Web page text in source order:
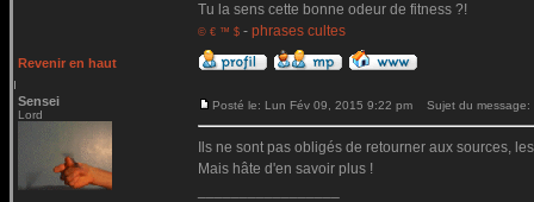
Tu la sens cette bonne odeur de fitness ?!
© € ™ $ - phrases cultes
Revenir en haut
Sensei
Lord
Posté le: Lun Fév 09, 2015 9:22 pm Sujet du message:
Ils ne sont pas obligés de retourner aux sources,
Mais hâte d'en savoir plus !